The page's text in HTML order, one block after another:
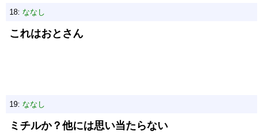
18: ななし
これはおとさん
19: ななし
ミチルか？他には思い当たらない